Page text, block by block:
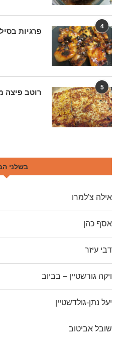
4
פרגיות
5
רוטב פיצה
בשלני
אילה צ'למרו
אסף כהן
דבי עיזר
ויקה גורשטיין – בביוב
יעל נתן-גולדשטיין
שובל אביטוב